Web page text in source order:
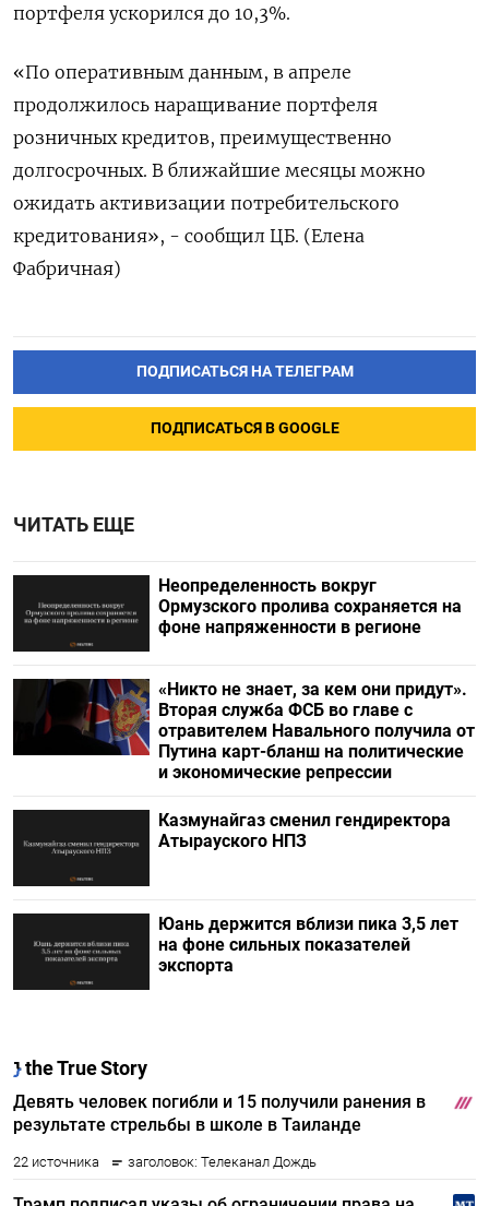
портфеля ускорился до 10,3%.
«По оперативным данным, в апреле
продолжилось наращивание портфеля
розничных кредитов, преимущественно
долгосрочных. В ближайшие месяцы можно
ожидать активизации потребительского
кредитования», - сообщил ЦБ. (Елена
Фабричная)
ПОДПИСАТЬСЯ НА ТЕЛЕГРАМ
ПОДПИСАТЬСЯ В GOOGLE
ЧИТАТЬ ЕЩЕ
Неопределенность вокруг
Ормузского пролива сохраняется на
фоне напряженности в регионе
«Никто не знает, за кем они придут».
Вторая служба ФСБ во главе с
отравителем Навального получила от
Путина карт-бланш на политические
и экономические репрессии
Казмунайгаз сменил гендиректора
Атырауского НПЗ
Юань держится вблизи пика 3,5 лет
на фоне сильных показателей
экспорта